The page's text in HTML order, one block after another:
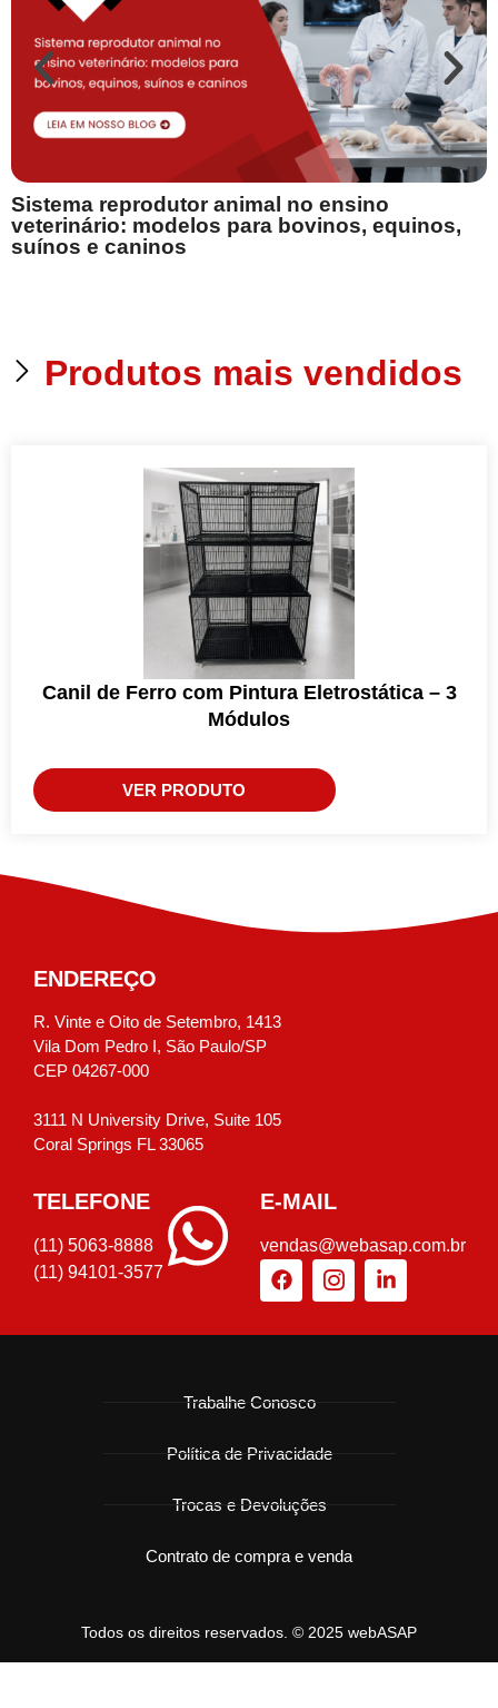
Sistema reprodutor animal no ensino
veterinário: modelos para bovinos, equinos,
suínos e caninos
Produtos mais vendidos
Canil de Ferro com Pintura Eletrostática – 3
Módulos
VER PRODUTO
ENDEREÇO
R. Vinte e Oito de Setembro, 1413
Vila Dom Pedro I, São Paulo/SP
CEP 04267-000
3111 N University Drive, Suite 105
Coral Springs FL 33065
TELEFONE
(11) 5063-8888
(11) 94101-3577
E-MAIL
vendas@webasap.com.br
Todos os direitos reservados. © 2025 webASAP
Trabalhe Conosco
Política de Privacidade
Trocas e Devoluções
Contrato de compra e venda